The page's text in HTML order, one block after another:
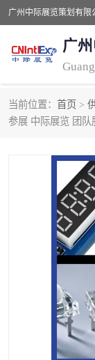
广
当前位置： 首页 >
参展 中际展览 团队
2025年国外照
照明展
2025年国外广